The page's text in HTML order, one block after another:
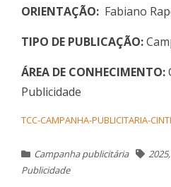
ORIENTAÇÃO: Fabiano
TIPO DE PUBLICAÇÃO:
ÁREA DE CONHECIMENTO:
Publicidade
TCC-CAMPANHA-PUBLICITARIA-
Campanha publicitária 2025,
Publicidade